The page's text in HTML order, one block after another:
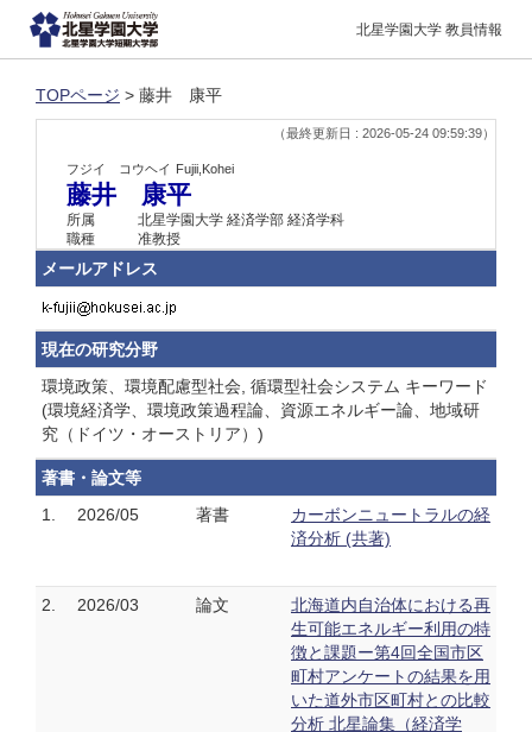
北星学園大学 教員情報
TOPページ > 藤井 康平
（最終更新日 : 2026-05-24 09:59:39）
フジイ コウヘイ Fujii,Kohei
藤井 康平
所属
北星学園大学 経済学部 経済学科
職種
准教授
メールアドレス
現在の研究分野
環境政策、環境配慮型社会, 循環型社会システム キーワード
(環境経済学、環境政策過程論、資源エネルギー論、地域研
究（ドイツ・オーストリア）)
著書・論文等
1.
2026/05 著書
カーボンニュートラルの経
済分析 (共著)
2. 2026/03 論文
北海道内自治体における再
生可能エネルギー利用の特
徴と課題ー第4回全国市区
町村アンケートの結果を用
いた道外市区町村との比較
分析 北星論集（経済学